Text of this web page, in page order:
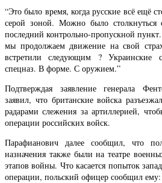
“Это было время, когда русские всё ещё
серой зоной. Можно было
последний контрольно-пропускной
мы продолжаем движение на свой
встретили следующим ?
спецназ. В форме. С оружием.”
Подтверждая заявление генерала
заявил, что британские войска
радарами слежения за артиллерией,
операции российских войск.
Парафианович далее сообщил, что
назначения также были на театре
этапов войны. Что касается попыток
операции, польский офицер сообщил ему: